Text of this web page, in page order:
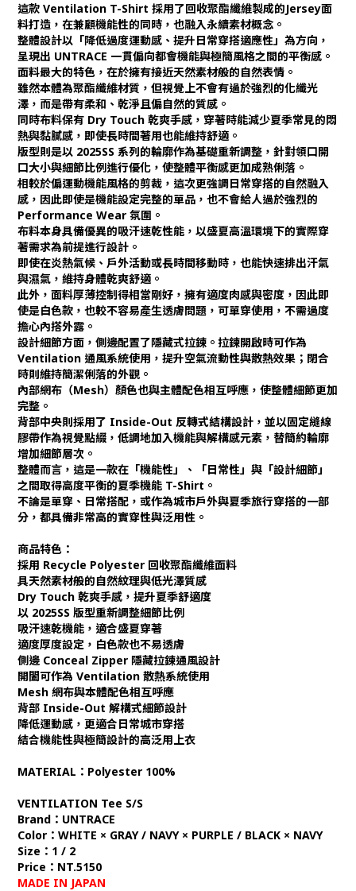
這款 Ventilation T-Shirt 採用了回收聚酯纖維製成的Jersey面
料打造，在兼顧機能性的同時，也融入永續素材概念。
整體設計以「降低過度運動感、提升日常穿搭適應性」為方向，
呈現出 UNTRACE 一貫偏向都會機能與極簡風格之間的平衡感。
面料最大的特色，在於擁有接近天然素材般的自然表情。
雖然本體為聚酯纖維材質，但視覺上不會有過於強烈的化纖光
澤，而是帶有柔和、乾淨且偏自然的質感。
同時布料保有 Dry Touch 乾爽手感，穿著時能減少夏季常見的悶
熱與黏膩感，即使長時間著用也能維持舒適。
版型則是以 2025SS 系列的輪廓作為基礎重新調整，針對領口開
口大小與細節比例進行優化，使整體平衡感更加成熟俐落。
相較於偏運動機能風格的剪裁，這次更強調日常穿搭的自然融入
感，因此即使是機能設定完整的單品，也不會給人過於強烈的
Performance Wear 氛圍。
布料本身具備優異的吸汗速乾性能，以盛夏高溫環境下的實際穿
著需求為前提進行設計。
即使在炎熱氣候、戶外活動或長時間移動時，也能快速排出汗氣
與濕氣，維持身體乾爽舒適。
此外，面料厚薄控制得相當剛好，擁有適度肉感與密度，因此即
使是白色款，也較不容易產生透膚問題，可單穿使用，不需過度
擔心內搭外露。
設計細節方面，側邊配置了隱藏式拉鍊。拉鍊開啟時可作為
Ventilation 通風系統使用，提升空氣流動性與散熱效果；閉合
時則維持簡潔俐落的外觀。
內部網布（Mesh）顏色也與主體配色相互呼應，使整體細節更加
完整。
背部中央則採用了 Inside-Out 反轉式結構設計，並以固定縫線
膠帶作為視覺點綴，低調地加入機能與解構感元素，替簡約輪廓
增加細節層次。
整體而言，這是一款在「機能性」、「日常性」與「設計細節」
之間取得高度平衡的夏季機能 T-Shirt。
不論是單穿、日常搭配，或作為城市戶外與夏季旅行穿搭的一部
分，都具備非常高的實穿性與泛用性。
商品特色：
採用 Recycle Polyester 回收聚酯纖維面料
具天然素材般的自然紋理與低光澤質感
Dry Touch 乾爽手感，提升夏季舒適度
以 2025SS 版型重新調整細節比例
吸汗速乾機能，適合盛夏穿著
適度厚度設定，白色款也不易透膚
側邊 Conceal Zipper 隱藏拉鍊通風設計
開闔可作為 Ventilation 散熱系統使用
Mesh 網布與本體配色相互呼應
背部 Inside-Out 解構式細節設計
降低運動感，更適合日常城市穿搭
結合機能性與極簡設計的高泛用上衣
MATERIAL：Polyester 100%
VENTILATION Tee S/S
Brand：UNTRACE
Color：WHITE × GRAY / NAVY × PURPLE / BLACK × NAVY
Size：1 / 2
Price：NT.5150
MADE IN JAPAN